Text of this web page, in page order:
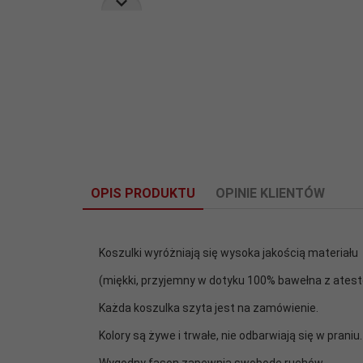
OPIS PRODUKTU OPINIE KLIENTÓW
Koszulki wyróżniają się wysoka jakością materiału
(miękki, przyjemny w dotyku 100% bawełna z
Każda koszulka szyta jest na zamówienie.
Kolory są żywe i trwałe, nie odbarwiają się w praniu.